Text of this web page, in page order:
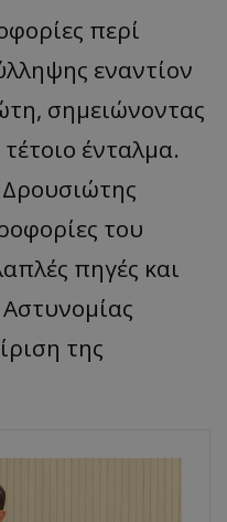
περί
εναντίον
σημειώνοντας
ένταλμα.
του
πηγές και
της